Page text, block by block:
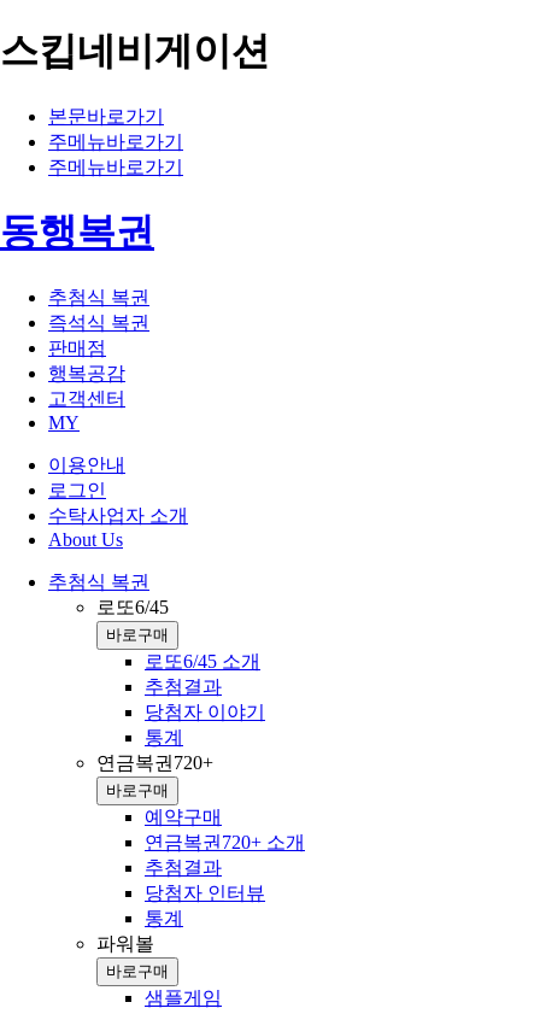
스킵네비게이션
본문바로가기
주메뉴바로가기
주메뉴바로가기
동행복권
추첨식 복권
즉석식 복권
판매점
행복공감
고객센터
MY
이용안내
로그인
수탁사업자 소개
About Us
추첨식 복권
로또6/45
바로구매
로또6/45 소개
추첨결과
당첨자 이야기
통계
연금복권720+
바로구매
예약구매
연금복권720+ 소개
추첨결과
당첨자 인터뷰
통계
파워볼
바로구매
샘플게임